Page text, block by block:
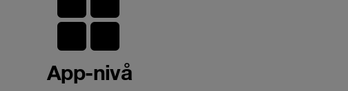
App-nivå